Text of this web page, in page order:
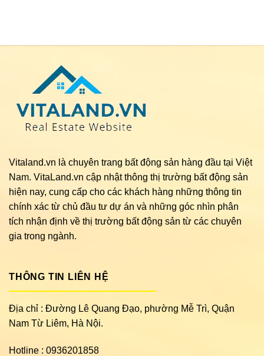
Vitaland.vn là chuyên trang bất động sản hàng đầu tại Việt
Nam. VitaLand.vn cập nhật thông thị trường bất động sản
hiện nay, cung cấp cho các khách hàng những thông tin
chính xác từ chủ đầu tư dự án và những góc nhìn phân
tích nhận định về thị trường bất động sản từ các chuyên
gia trong ngành.
THÔNG TIN LIÊN HỆ
Địa chỉ : Đường Lê Quang Đạo, phường Mễ Trì, Quận
Nam Từ Liêm, Hà Nội.
Hotline : 0936201858